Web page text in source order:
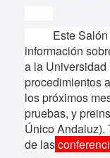
Este
información
a la Universidad
procedimientos
los próximos
pruebas, y
Único Andaluz).
de las